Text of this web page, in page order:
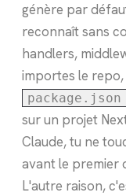
génère par
reconnaît sans
handlers,
importes le
package.json
sur un projet
Claude, tu ne
avant le premier
L'autre raison,